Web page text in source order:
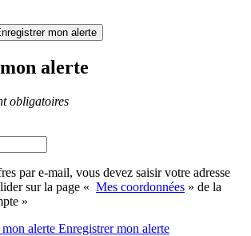
mon alerte
alerte
obligatoires
par e-mail, vous devez saisir votre adresse
sur la page « Mes coordonnées » de la
»
alerte Enregistrermon alerte